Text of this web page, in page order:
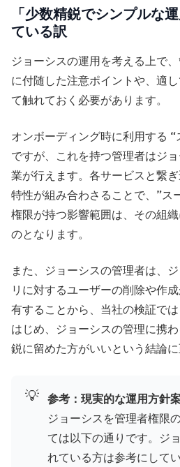
「少数精鋭でシンプルな
ている訳
ジョーシスの運用を考える上で
に付随した注意ポイントや、適
て触れておく必要があります。
オンボーディング時に利用する
ですが、これを持つ管理者はジ
業が行えます。各サービスと繋
特性が組み合わさることで、”ス
権限が持つ影響範囲は、その組
のとなります。
また、ジョーシスの管理者は、
リに対するユーザーの削除や作
有することから、当社の検証で
はじめ、ジョーシスの管理に携
鋭に留めた方がいいという結論に
💡 参考：現実的な運用方針
ジョーシスを管理者権限
ては以下の通りです。ジ
れている方は参考にして